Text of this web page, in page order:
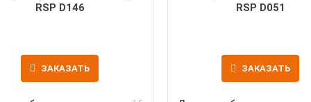
RSP D146
ЗАКАЗАТЬ
RSP D051
ЗАКАЗАТЬ